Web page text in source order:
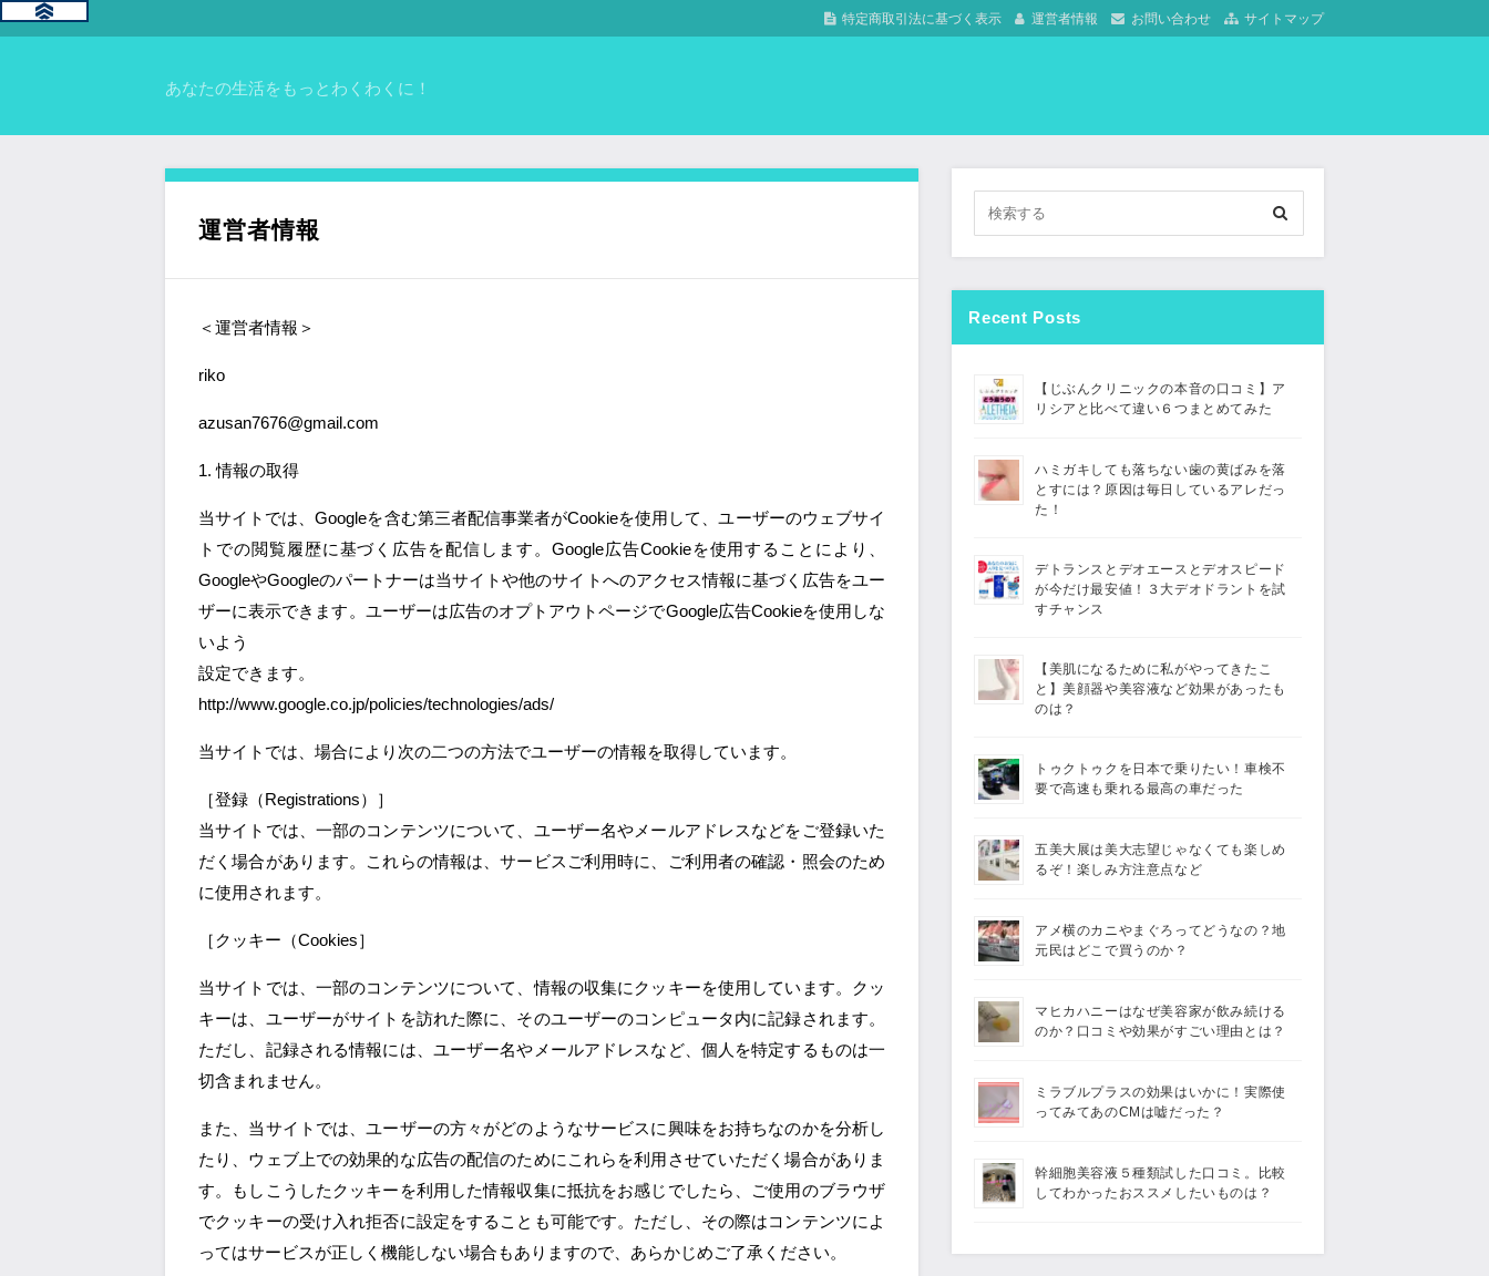
特定商取引法に基づく表示 運営者情報 お問い合わせ サイトマップ
あなたの生活をもっとわくわくに！
運営者情報
＜運営者情報＞
riko
azusan7676@gmail.com
1. 情報の取得
当サイトでは、Googleを含む第三者配信事業者がCookieを使用して、ユーザーのウェブサイ
トでの閲覧履歴に基づく広告を配信します。Google広告Cookieを使用することにより、
GoogleやGoogleのパートナーは当サイトや他のサイトへのアクセス情報に基づく広告をユー
ザーに表示できます。ユーザーは広告のオプトアウトページでGoogle広告Cookieを使用しな
いよう
設定できます。
http://www.google.co.jp/policies/technologies/ads/
当サイトでは、場合により次の二つの方法でユーザーの情報を取得しています。
［登録（Registrations）］
当サイトでは、一部のコンテンツについて、ユーザー名やメールアドレスなどをご登録いた
だく場合があります。これらの情報は、サービスご利用時に、ご利用者の確認・照会のため
に使用されます。
［クッキー（Cookies］
当サイトでは、一部のコンテンツについて、情報の収集にクッキーを使用しています。クッ
キーは、ユーザーがサイトを訪れた際に、そのユーザーのコンピュータ内に記録されます。
ただし、記録される情報には、ユーザー名やメールアドレスなど、個人を特定するものは一
切含まれません。
また、当サイトでは、ユーザーの方々がどのようなサービスに興味をお持ちなのかを分析し
たり、ウェブ上での効果的な広告の配信のためにこれらを利用させていただく場合がありま
す。もしこうしたクッキーを利用した情報収集に抵抗をお感じでしたら、ご使用のブラウザ
でクッキーの受け入れ拒否に設定をすることも可能です。ただし、その際はコンテンツによ
ってはサービスが正しく機能しない場合もありますので、あらかじめご了承ください。
Recent Posts
【じぶんクリニックの本音の口コミ】ア
リシアと比べて違い６つまとめてみた
ハミガキしても落ちない歯の黄ばみを落
とすには？原因は毎日しているアレだっ
た！
デトランスとデオエースとデオスピード
が今だけ最安値！３大デオドラントを試
すチャンス
【美肌になるために私がやってきたこ
と】美顔器や美容液など効果があったも
のは？
トゥクトゥクを日本で乗りたい！車検不
要で高速も乗れる最高の車だった
五美大展は美大志望じゃなくても楽しめ
るぞ！楽しみ方注意点など
アメ横のカニやまぐろってどうなの？地
元民はどこで買うのか？
マヒカハニーはなぜ美容家が飲み続ける
のか？口コミや効果がすごい理由とは？
ミラブルプラスの効果はいかに！実際使
ってみてあのCMは嘘だった？
幹細胞美容液５種類試した口コミ。比較
してわかったおススメしたいものは？